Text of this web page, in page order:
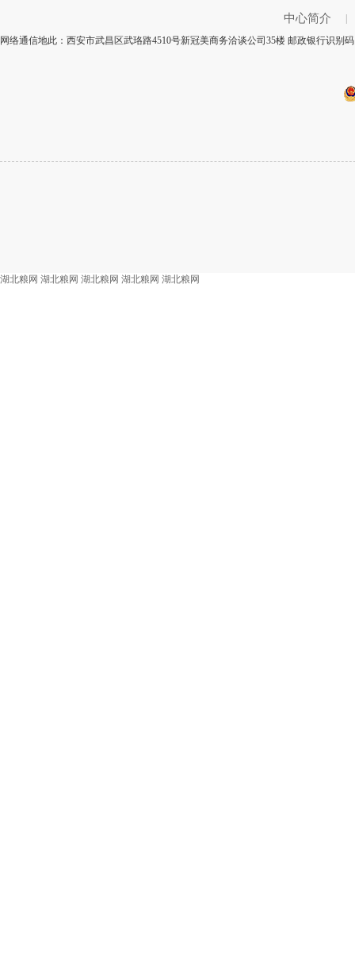
中心简介
|
网络通信地此：西安市武昌区武珞路4510号新冠美商务洽谈公司35楼 邮政银行识别
湖北粮网 湖北粮网 湖北粮网 湖北粮网 湖北粮网